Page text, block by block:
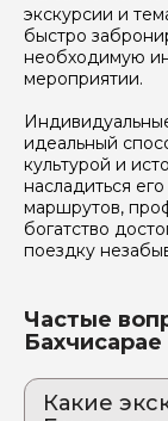
экскурсии и
быстро
необходимую
мероприятии.
идеальный
культурой и
насладиться
маршрутов,
богатство
поездку
Частые
Бахчисарае
Какие